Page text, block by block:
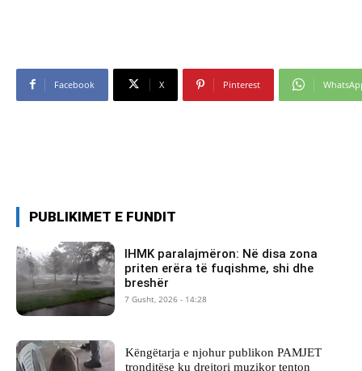
Facebook X Pinterest
PUBLIKIMET E FUNDIT
IHMK paralajmëron: Në disa zona
priten erëra të fuqishme, shi dhe
breshër
7 Gusht, 2026 - 14:28
Këngëtarja e njohur publikon PAMJET
tronditëse ku drejtori muzikor tenton